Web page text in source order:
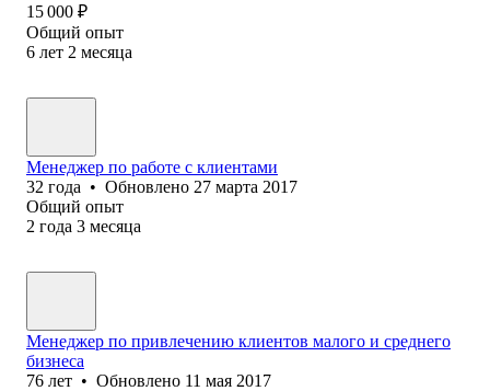
15 000 ₽
Общий опыт
6 лет 2 месяца
Менеджер по работе с клиентами
32 года • Обновлено 27 марта 2017
Общий опыт
2 года 3 месяца
Менеджер по привлечению клиентов малого и среднего
бизнеса
76 лет • Обновлено 11 мая 2017